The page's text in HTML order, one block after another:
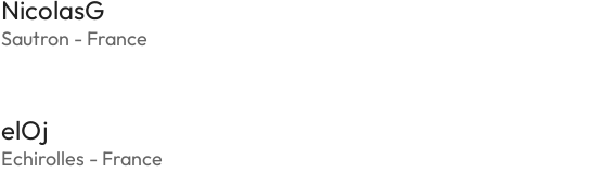
NicolasG
Sautron - France
elOj
Echirolles - France